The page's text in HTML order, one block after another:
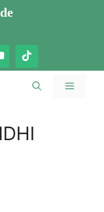
Menú